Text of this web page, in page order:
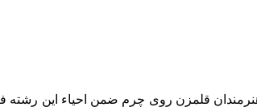
قلمزن روی چرم ضمن احیاء این رشته